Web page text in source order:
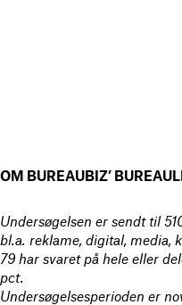
OM BUREAUBIZ’
Undersøgelsen er sendt til
bl.a. reklame, digital, media,
79 har svaret på hele eller
pct.
Undersøgelsesperioden er